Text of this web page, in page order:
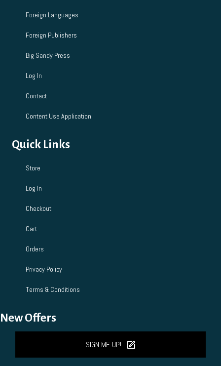
Foreign Languages
Foreign Publishers
Big Sandy Press
Log In
Contact
Content Use Application
Quick Links
Store
Log In
Checkout
Cart
Orders
Privacy Policy
Terms & Conditions
New Offers
SIGN ME UP!